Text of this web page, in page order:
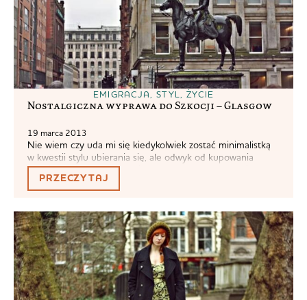
EMIGRACJA STYL ŻYCIE
Nostalgiczna wyprawa do Szkocji – Glasgow
19 marca 2013
Nie wiem czy uda mi się kiedykolwiek zostać minimalistką
w kwestii stylu ubierania się, ale odwyk od kupowania
ubrań skutkuje u mnie ogólnym odwrotem od chęci
posiadania. Nie zrozumcie mnie źle, mnóstwo rzeczy mi się
podoba, ale nie oznacza to automatycznie, że chcę to mieć
przetrzymanie....
PRZECZYTAJ